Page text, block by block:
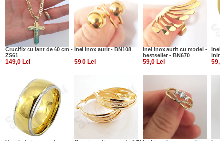
Crucifix cu lant de 60 cm -
ZS61
Inel inox aurit - BN108
Inel inox aurit cu model -
bestseller - BN670
149,0 Lei 59,0 Lei 59,0 Lei